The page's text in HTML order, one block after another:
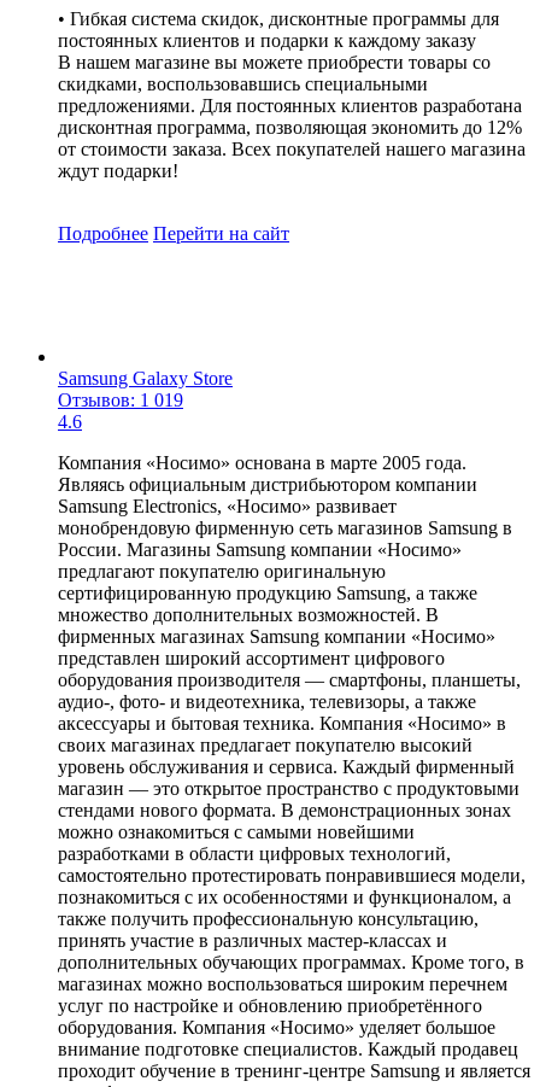
• Гибкая система скидок, дисконтные программы для
постоянных клиентов и подарки к каждому заказу
В нашем магазине вы можете приобрести товары со
скидками, воспользовавшись специальными
предложениями. Для постоянных клиентов разработана
дисконтная программа, позволяющая экономить до 12%
от стоимости заказа. Всех покупателей нашего магазина
ждут подарки!
Подробнее Перейти на сайт
Samsung Galaxy Store
Отзывов: 1 019
4.6
Компания «Носимо» основана в марте 2005 года.
Являясь официальным дистрибьютором компании
Samsung Electronics, «Носимо» развивает
монобрендовую фирменную сеть магазинов Samsung в
России. Магазины Samsung компании «Носимо»
предлагают покупателю оригинальную
сертифицированную продукцию Samsung, а также
множество дополнительных возможностей. В
фирменных магазинах Samsung компании «Носимо»
представлен широкий ассортимент цифрового
оборудования производителя — смартфоны, планшеты,
аудио-, фото- и видеотехника, телевизоры, а также
аксессуары и бытовая техника. Компания «Носимо» в
своих магазинах предлагает покупателю высокий
уровень обслуживания и сервиса. Каждый фирменный
магазин — это открытое пространство с продуктовыми
стендами нового формата. В демонстрационных зонах
можно ознакомиться с самыми новейшими
разработками в области цифровых технологий,
самостоятельно протестировать понравившиеся модели,
познакомиться с их особенностями и функционалом, а
также получить профессиональную консультацию,
принять участие в различных мастер-классах и
дополнительных обучающих программах. Кроме того, в
магазинах можно воспользоваться широким перечнем
услуг по настройке и обновлению приобретённого
оборудования. Компания «Носимо» уделяет большое
внимание подготовке специалистов. Каждый продавец
проходит обучение в тренинг-центре Samsung и является